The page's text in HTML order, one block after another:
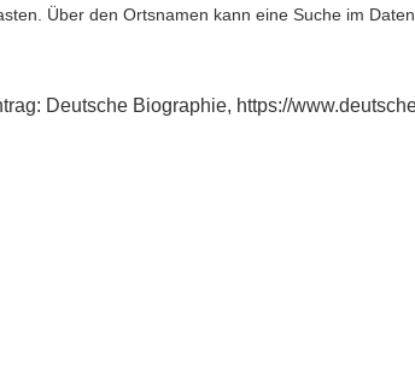
Über den Ortsnamen kann eine Suche im
Deutsche Biographie, https://